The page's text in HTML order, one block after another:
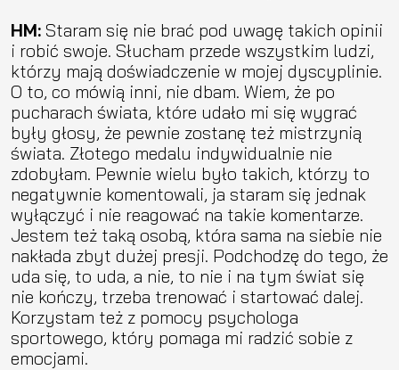
HM: Staram się nie brać pod uwagę takich opinii
i robić swoje. Słucham przede wszystkim ludzi,
którzy mają doświadczenie w mojej dyscyplinie.
O to, co mówią inni, nie dbam. Wiem, że po
pucharach świata, które udało mi się wygrać
były głosy, że pewnie zostanę też mistrzynią
świata. Złotego medalu indywidualnie nie
zdobyłam. Pewnie wielu było takich, którzy to
negatywnie komentowali, ja staram się jednak
wyłączyć i nie reagować na takie komentarze.
Jestem też taką osobą, która sama na siebie nie
nakłada zbyt dużej presji. Podchodzę do tego, że
uda się, to uda, a nie, to nie i na tym świat się
nie kończy, trzeba trenować i startować dalej.
Korzystam też z pomocy psychologa
sportowego, który pomaga mi radzić sobie z
emocjami.